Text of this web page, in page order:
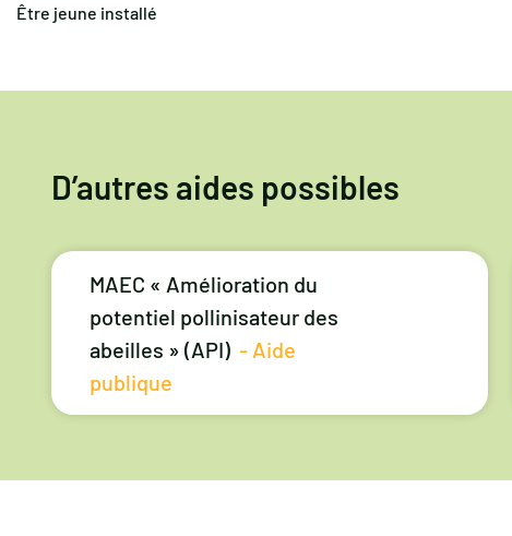
Être jeune installé
D’autres aides possibles
MAEC « Amélioration du
potentiel pollinisateur des
abeilles » (API) - Aide
publique